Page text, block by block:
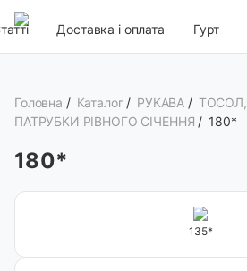
Доставка і оплата Гурт
Головна / Каталог / РУКАВА /
ПАТРУБКИ РІВНОГО СІЧЕННЯ / 180*
180*
135*